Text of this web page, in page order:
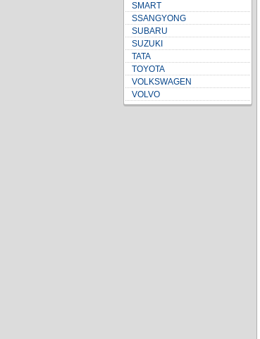
SMART
SSANGYONG
SUBARU
SUZUKI
TATA
TOYOTA
VOLKSWAGEN
VOLVO